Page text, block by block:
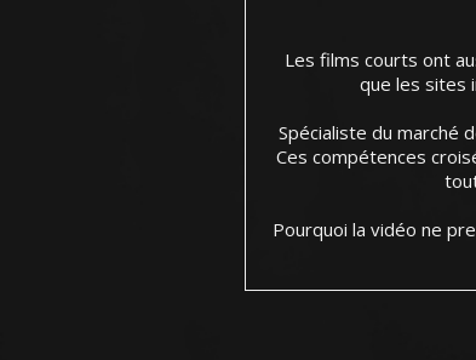
Les films courts ont
que les sites
Spécialiste du marché
Ces compétences
Pourquoi la vidéo ne